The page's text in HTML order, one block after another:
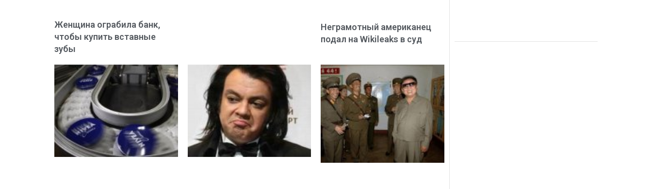
Женщина ограбила банк,
чтобы купить вставные
зубы
Неграмотный американец
подал на Wikileaks в суд